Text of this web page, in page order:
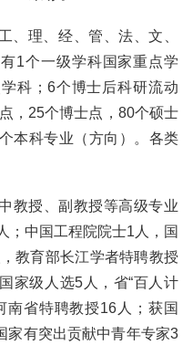
、理、经、管、法、文、
1个一级学科国家重点学
科；6个博士后科研流动
，25个博士点，80个硕士
本科专业（方向）。各类
教授、副教授等高级专业
；中国工程院院士1人，国
教育部长江学者特聘教授
家级人选5人，省“百人计
南省特聘教授16人；获国
家有突出贡献中青年专家3